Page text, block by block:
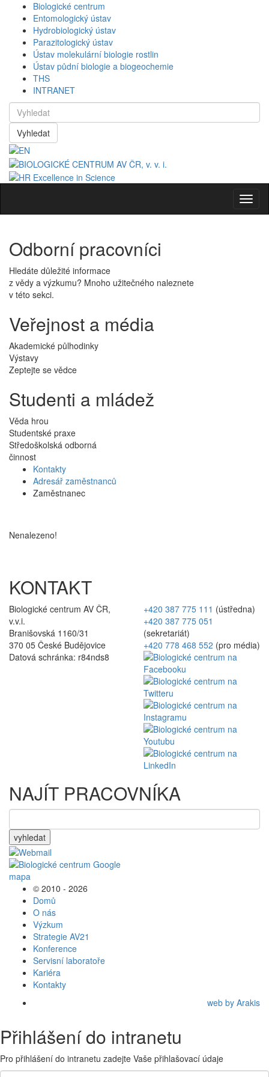
Biologické centrum
Entomologický ústav
Hydrobiologický ústav
Parazitologický ústav
Ústav molekulární biologie rostlin
Ústav půdní biologie a biogeochemie
THS
INTRANET
Vyhledat
Odborní pracovníci
Hledáte důležité informace
z vědy a výzkumu? Mnoho užitečného naleznete
v této sekci.
Veřejnost a média
Akademické půlhodinky
Výstavy
Zeptejte se vědce
Studenti a mládež
Věda hrou
Studentské praxe
Středoškolská odborná
činnost
Kontakty
Adresář zaměstnanců
Zaměstnanec
Nenalezeno!
KONTAKT
Biologické centrum AV ČR,
v.v.i.
Branišovská 1160/31
370 05 České Budějovice
Datová schránka: r84nds8
+420 387 775 111 (ústředna)
+420 387 775 051
(sekretariát)
+420 778 468 552 (pro média)
NAJÍT PRACOVNÍKA
vyhledat
© 2010 - 2026
Domů
O nás
Výzkum
Strategie AV21
Konference
Servisní laboratoře
Kariéra
Kontakty
web by Arakis
Přihlášení do intranetu
Pro přihlášení do intranetu zadejte Vaše přihlašovací údaje